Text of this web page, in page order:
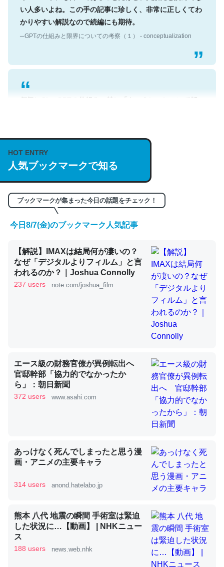
い人多いよね。この手の記事に珍しく、非常に正しくてわ
かりやすい解説なので続編にも期待。
何気にChatGPTの仕組み、特に「トークン」について解
これは良記事。32768トークンだと英語小説100ページ分
くらい。小説でいう「ずっと前の伏線」は回収されないけ
かりやすく強くなりそう
─GPTの仕組みと限界についての考察（１） - conceptualization
昆虫ってカルシウム少ないのか。知らんかった。調べたら
コオロギのカルシウム分はエビの600分の1程度。
いのか」に関する新仮説
論文では「淡水はカルシウムも酸素も不足してて両方に不
いる鋏角類（カブトガニ・ウミグモ）はカルシウムを使わ
ずキチンを強化してる筈だが、酵素が違うのか？
─ニュース :: 【研究発表】昆虫学の大問題＝「昆虫はなぜ海にいな
いのか」に関する新仮説
これを元に考えるとカルシウムを大量に使う脊椎動物と貝
類は苦労してるんだな…。腹足類だと殻を無くしてナメク
HOT ENTRY
人気ブックマークで知る
ブックマークが集まった今日の話題をチェック！
今日8/7(金)のブックマーク人気記事
【解説】IMAXは結局何が凄いの？
なぜ「デジタルよりフィルム」と言
われるのか？｜Joshua Connolly
237 users note.com/joshua_film
エース級の財務官僚が異例転出へ
官邸幹部「協力的でなかったか
ら」：朝日新聞
372 users www.asahi.com
あっけなく死んでしまったと思う漫
画・アニメの主要キャラ
314 users anond.hatelabo.jp
熊本 八代 地震の瞬間 手術室は緊迫
した状況に…【動画】 | NHKニュー
ス
188 users news.web.nhk